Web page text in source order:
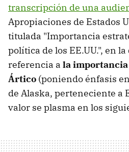
transcripción de una
Apropiaciones de Estados
titulada "Importancia
política de los EE.UU.", en la
referencia a la importancia
Ártico (poniendo énfasis
de Alaska, perteneciente a
valor se plasma en los